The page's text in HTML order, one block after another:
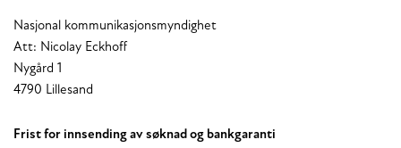
Nasjonal kommunikasjonsmyndighet
Att: Nicolay Eckhoff
Nygård 1
4790 Lillesand
Frist for innsending av søknad og bankgaranti